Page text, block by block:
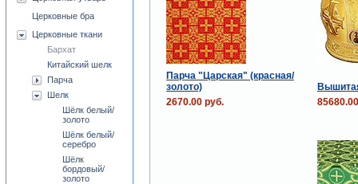
Парча "Царская" (красная/
золото)
2670.00 руб.
Церковные бра
Церковные ткани
Бархат
Китайский шелк
Парча
Шелк
Шёлк белый/
золото
Шёлк белый/
серебро
Шёлк
бордовый/
золото